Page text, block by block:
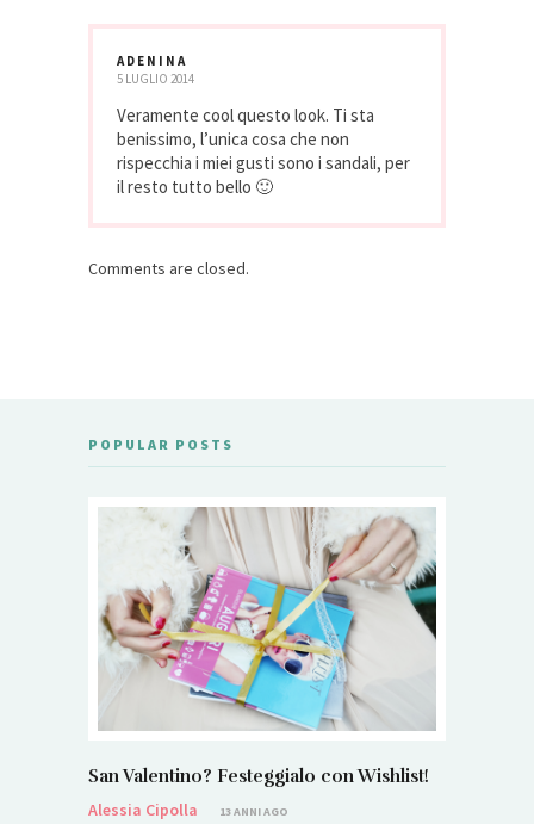
ADENINA
5 LUGLIO 2014
Veramente cool questo look. Ti sta
benissimo, l’unica cosa che non
rispecchia i miei gusti sono i sandali, per
il resto tutto bello 🙂
Comments are closed.
POPULAR POSTS
San Valentino? Festeggialo con Wishlist!
Alessia Cipolla
13 ANNI AGO